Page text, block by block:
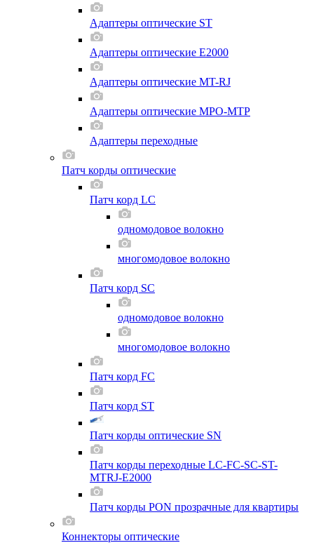
Адаптеры оптические ST
Адаптеры оптические E2000
Адаптеры оптические MT-RJ
Адаптеры оптические MPO-MTP
Адаптеры переходные
Патч корды оптические
Патч корд LC
одномодовое волокно
многомодовое волокно
Патч корд SC
одномодовое волокно
многомодовое волокно
Патч корд FC
Патч корд ST
Патч корды оптические SN
Патч корды переходные LC-FC-SC-ST-
MTRJ-E2000
Патч корды PON прозрачные для квартиры
Коннекторы оптические